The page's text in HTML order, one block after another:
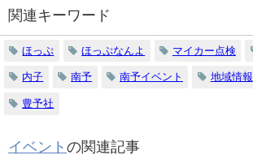
関連キーワード
ほっぷ ほっぷなんよ マイカー点検
内子 南予 南予イベント 地域情報
豊予社
イベント の関連記事